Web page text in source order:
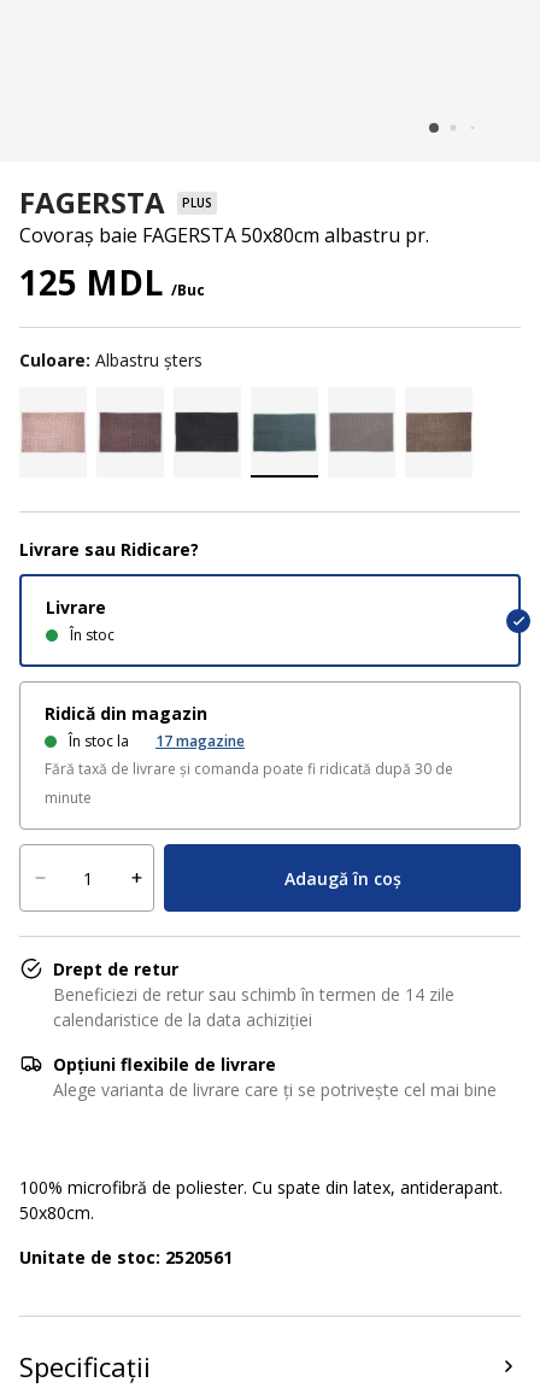
FAGERSTA PLUS
Covoraș baie FAGERSTA 50x80cm albastru pr.
125 MDL /Buc
Culoare: Albastru șters
Livrare sau Ridicare?
Livrare
În stoc
Ridică din magazin
În stoc la 17magazine
Fără taxă de livrare și comanda poate fi ridicată după 30 de
minute
Adaugă în coș
Drept de retur
Beneficiezi de retur sau schimb în termen de 14 zile
calendaristice de la data achiziției
Opțiuni flexibile de livrare
Alege varianta de livrare care ți se potrivește cel mai bine
100% microfibră de poliester. Cu spate din latex, antiderapant.
50x80cm.
Unitate de stoc: 2520561
Specificații